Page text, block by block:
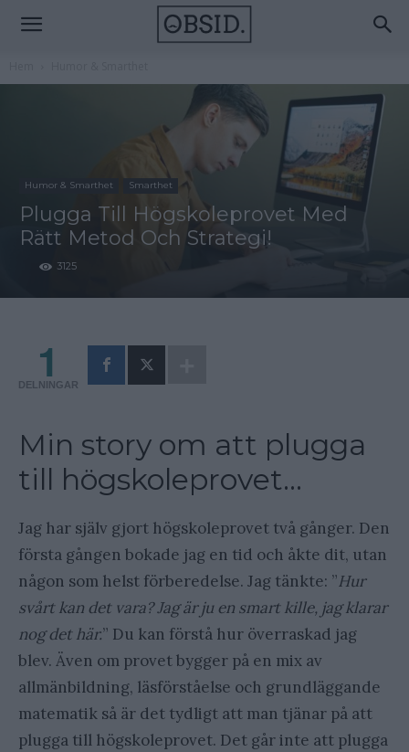
Humor & Smarthet Smarthet
Plugga Till Högskoleprovet Med
Rätt Metod Och Strategi!
3125
1
DELNINGAR
Min story om att plugga
till högskoleprovet…
Jag har själv gjort högskoleprovet två gånger. Den
första gången bokade jag en tid och åkte dit, utan
någon som helst förberedelse. Jag tänkte: ”Hur
svårt kan det vara? Jag är ju en smart kille, jag klarar
nog det här.” Du kan förstå hur överraskad jag
blev. Även om provet bygger på en mix av
allmänbildning, läsförståelse och grundläggande
matematik så är det tydligt att man tjänar på att
plugga till högskoleprovet. Det går inte att plugga